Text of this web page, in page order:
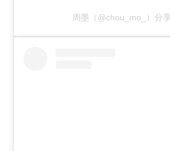
周墨（@chou_mo_）分